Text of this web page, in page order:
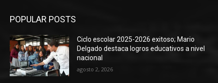
POPULAR POSTS
Ciclo escolar 2025-2026 exitoso; Mario
Delgado destaca logros educativos a nivel
nacional
agosto 2, 2026